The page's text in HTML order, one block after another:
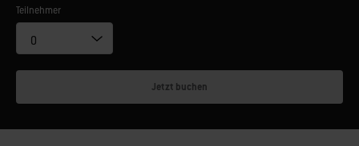
Teilnehmer
Jetzt buchen